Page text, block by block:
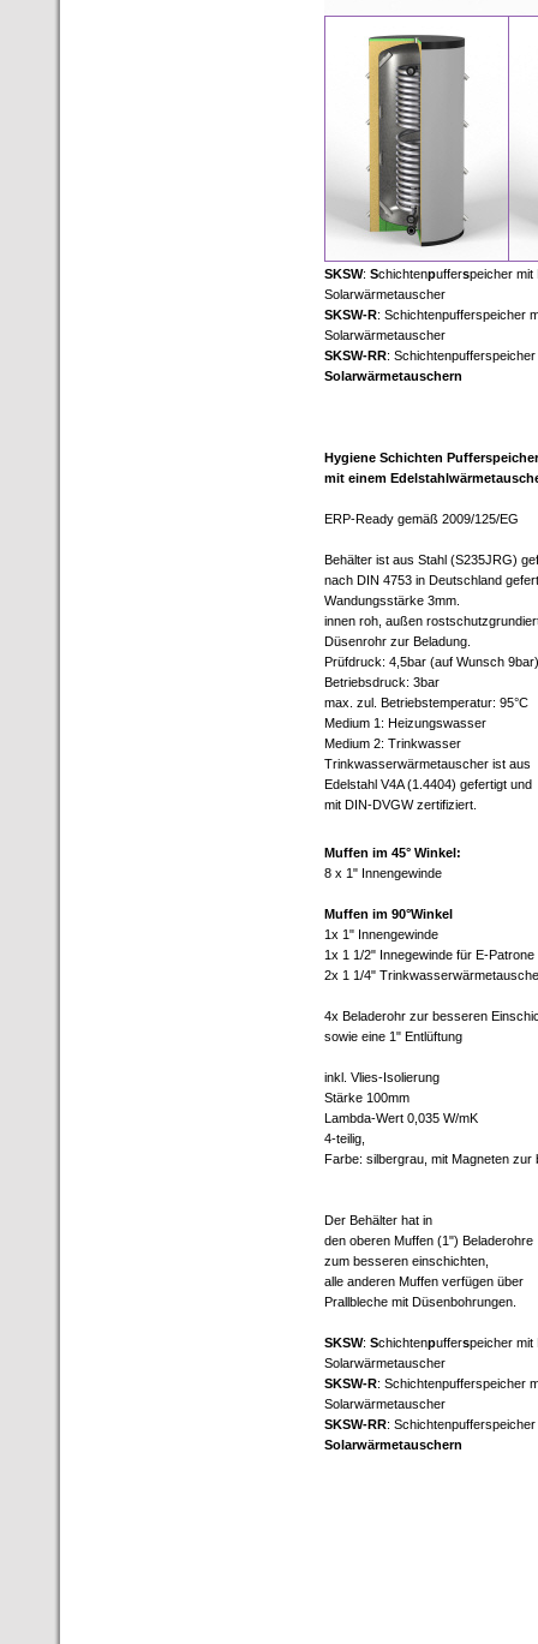
SKSW: Schichtenpufferspeicher mit
Solarwärmetauscher
SKSW-R: Schichtenpufferspeicher
Solarwärmetauscher
SKSW-RR:
Solarwärmetauschern
Hygiene Schichten Pufferspeicher
mit einem
ERP-Ready gemäß 2009/125/EG
Behälter ist aus Stahl (S235JRG)
nach DIN 4753 in Deutschland
Wandungsstärke 3mm.
innen roh, außen
Düsenrohr zur Beladung.
Prüfdruck: 4,5bar (auf Wunsch 9bar)
Betriebsdruck: 3bar
max. zul. Betriebstemperatur: 95°C
Medium 1: Heizungswasser
Medium 2: Trinkwasser
Trinkwasserwärmetauscher ist aus
Edelstahl V4A (1.4404) gefertigt und
mit DIN-DVGW zertifiziert.
Muffen im 45° Winkel:
8 x 1" Innengewinde
Muffen im 90°Winkel
1x 1" Innengewinde
1x 1 1/2" Innegewinde für E-Patrone
2x 1 1/4"
4x Beladerohr zur besseren
sowie eine 1" Entlüftung
inkl. Vlies-Isolierung
Stärke 100mm
Lambda-Wert 0,035 W/mK
4-teilig,
Farbe: silbergrau, mit Magneten
Der Behälter hat in
den oberen Muffen (1") Beladerohre
zum besseren einschichten,
alle anderen Muffen verfügen über
Prallbleche mit Düsenbohrungen.
SKSW: Schichtenpufferspeicher mit
Solarwärmetauscher
SKSW-R: Schichtenpufferspeicher
Solarwärmetauscher
SKSW-RR:
Solarwärmetauschern